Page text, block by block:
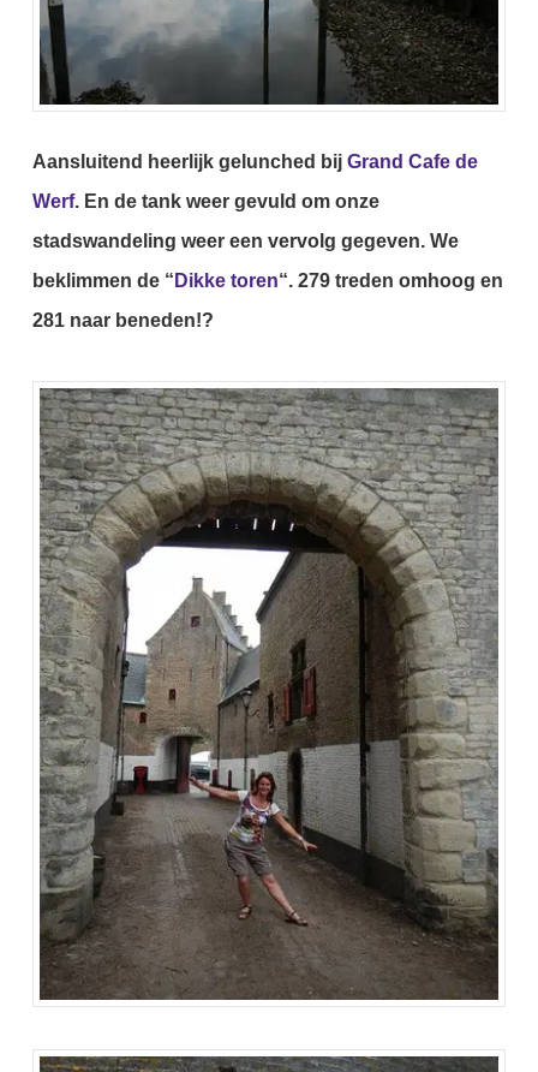
Aansluitend heerlijk gelunched bij Grand Cafe de
Werf. En de tank weer gevuld om onze
stadswandeling weer een vervolg gegeven. We
beklimmen de “ Dikke toren“. 279 treden omhoog en
281 naar beneden!?